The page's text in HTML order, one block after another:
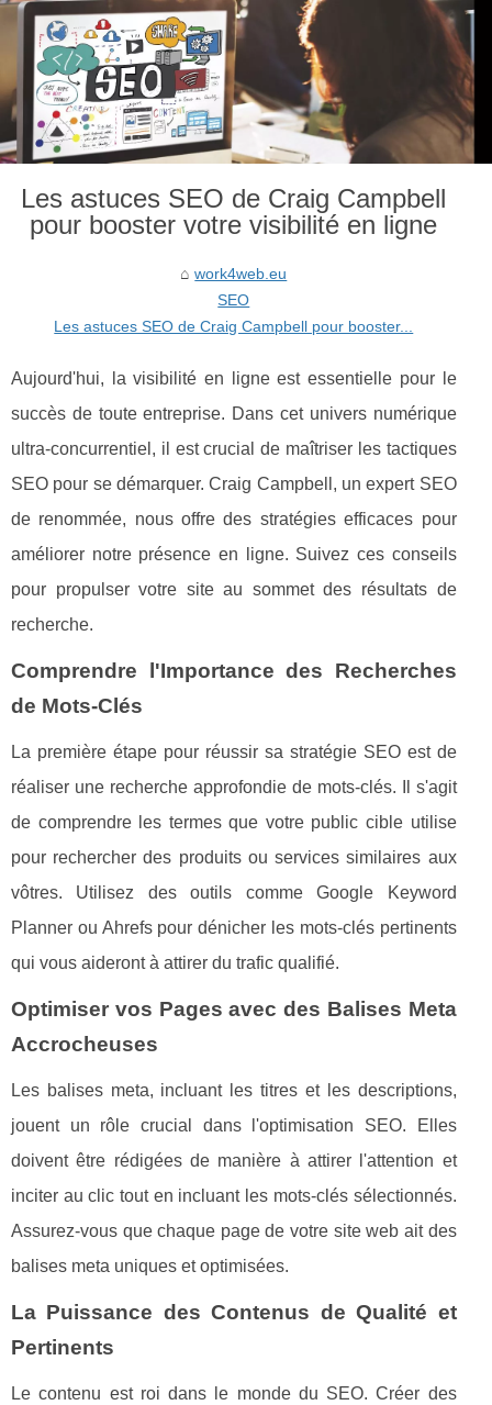
Les astuces SEO de Craig Campbell
pour booster votre visibilité en ligne
work4web.eu
SEO
Les astuces SEO de Craig Campbell pour booster...
Aujourd'hui, la visibilité en ligne est essentielle pour le
succès de toute entreprise. Dans cet univers numérique
ultra-concurrentiel, il est crucial de maîtriser les tactiques
SEO pour se démarquer. Craig Campbell, un expert SEO
de renommée, nous offre des stratégies efficaces pour
améliorer notre présence en ligne. Suivez ces conseils
pour propulser votre site au sommet des résultats de
recherche.
Comprendre l'Importance des Recherches
de Mots-Clés
La première étape pour réussir sa stratégie SEO est de
réaliser une recherche approfondie de mots-clés. Il s'agit
de comprendre les termes que votre public cible utilise
pour rechercher des produits ou services similaires aux
vôtres. Utilisez des outils comme Google Keyword
Planner ou Ahrefs pour dénicher les mots-clés pertinents
qui vous aideront à attirer du trafic qualifié.
Optimiser vos Pages avec des Balises Meta
Accrocheuses
Les balises meta, incluant les titres et les descriptions,
jouent un rôle crucial dans l'optimisation SEO. Elles
doivent être rédigées de manière à attirer l'attention et
inciter au clic tout en incluant les mots-clés sélectionnés.
Assurez-vous que chaque page de votre site web ait des
balises meta uniques et optimisées.
La Puissance des Contenus de Qualité et
Pertinents
Le contenu est roi dans le monde du SEO. Créer des